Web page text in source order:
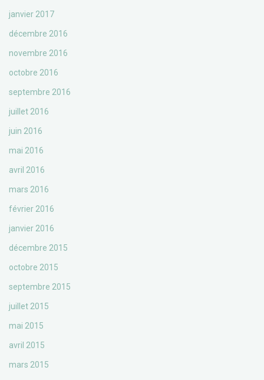
janvier 2017
décembre 2016
novembre 2016
octobre 2016
septembre 2016
juillet 2016
juin 2016
mai 2016
avril 2016
mars 2016
février 2016
janvier 2016
décembre 2015
octobre 2015
septembre 2015
juillet 2015
mai 2015
avril 2015
mars 2015